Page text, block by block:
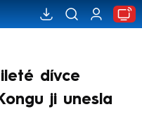
dívce
ji unesla